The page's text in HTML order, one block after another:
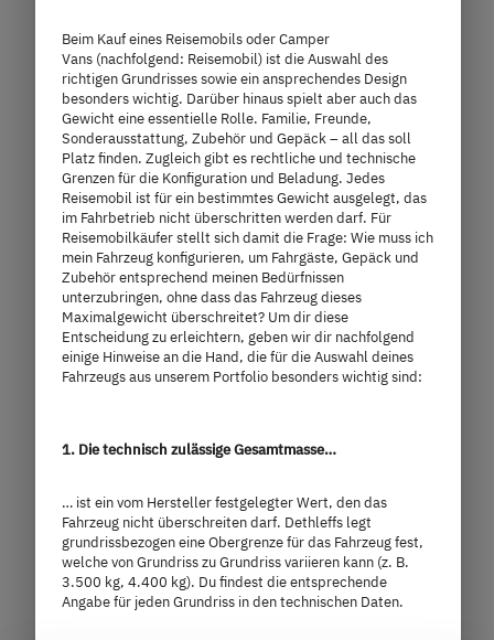
7,4 m
Länge
3.499 kg
Technisch zulässige Gesamtmasse
Modell auswählen
I 7057 EBL
Beim Kauf eines Reisemobils oder Camper
Vans (nachfolgend: Reisemobil) ist die Auswahl des
richtigen Grundrisses sowie ein ansprechendes Design
besonders wichtig. Darüber hinaus spielt aber auch das
Gewicht eine essentielle Rolle. Familie, Freunde,
Sonderausstattung, Zubehör und Gepäck – all das soll
Platz finden. Zugleich gibt es rechtliche und technische
Grenzen für die Konfiguration und Beladung. Jedes
Reisemobil ist für ein bestimmtes Gewicht ausgelegt, das
im Fahrbetrieb nicht überschritten werden darf. Für
Reisemobilkäufer stellt sich damit die Frage: Wie muss ich
mein Fahrzeug konfigurieren, um Fahrgäste, Gepäck und
Zubehör entsprechend meinen Bedürfnissen
unterzubringen, ohne dass das Fahrzeug dieses
Maximalgewicht überschreitet? Um dir diese
Entscheidung zu erleichtern, geben wir dir nachfolgend
einige Hinweise an die Hand, die für die Auswahl deines
Fahrzeugs aus unserem Portfolio besonders wichtig sind:
1. Die technisch zulässige Gesamtmasse…
… ist ein vom Hersteller festgelegter Wert, den das
Fahrzeug nicht überschreiten darf. Dethleffs legt
grundrissbezogen eine Obergrenze für das Fahrzeug fest,
welche von Grundriss zu Grundriss variieren kann (z. B.
3.500 kg, 4.400 kg). Du findest die entsprechende
Angabe für jeden Grundriss in den technischen Daten.